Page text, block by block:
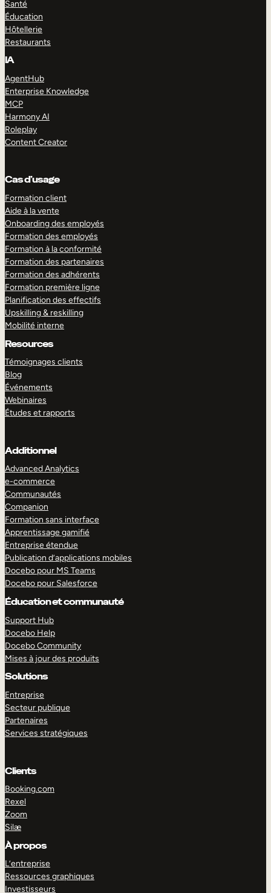
Santé
Éducation
Hôtellerie
Restaurants
IA
AgentHub
Enterprise Knowledge
MCP
Harmony AI
Roleplay
Content Creator
Cas d’usage
Formation client
Aide à la vente
Onboarding des employés
Formation des employés
Formation à la conformité
Formation des partenaires
Formation des adhérents
Formation première ligne
Planification des effectifs
Upskilling & reskilling
Mobilité interne
Resources
Témoignages clients
Blog
Événements
Webinaires
Études et rapports
Additionnel
Advanced Analytics
e-commerce
Communautés
Companion
Formation sans interface
Apprentissage gamifié
Entreprise étendue
Publication d’applications mobiles
Docebo pour MS Teams
Docebo pour Salesforce
Éducation et communauté
Support Hub
Docebo Help
Docebo Community
Mises à jour des produits
Solutions
Entreprise
Secteur publique
Partenaires
Services stratégiques
Clients
Booking.com
Rexel
Zoom
Silæ
À propos
L’entreprise
Ressources graphiques
Investisseurs